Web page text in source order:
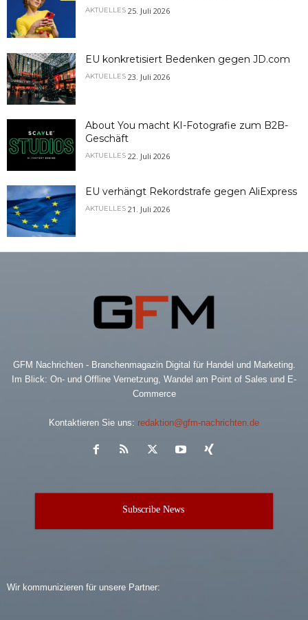
AKTUELLES 25. Juli 2026
EU konkretisiert Bedenken gegen JD.com
AKTUELLES 23. Juli 2026
About You macht KI-Fotografie zum B2B-
Geschäft
AKTUELLES 22. Juli 2026
EU verhängt Rekordstrafe gegen AliExpress
AKTUELLES 21. Juli 2026
GFM Nachrichten - Branchenmagazin Digital für Handel und Marketing.
Im Blick: On- und Offline Vernetzung, Wandel am Point of Sales und E-
Commerce
Kontaktieren Sie uns: redaktion@gfm-nachrichten.de
Subscribe News
Wir kommunizieren für unsere Partner: